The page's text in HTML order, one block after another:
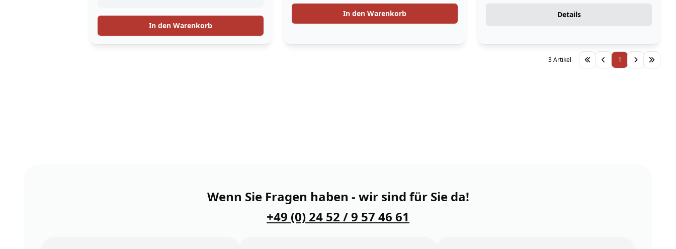
In den Warenkorb
In den Warenkorb Details
1
3 Artikel
Wenn Sie Fragen haben - wir sind für Sie da!
+49 (0) 24 52 / 9 57 46 61